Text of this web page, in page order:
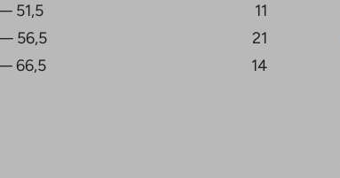
51,5
11
56,5
21
66,5 14